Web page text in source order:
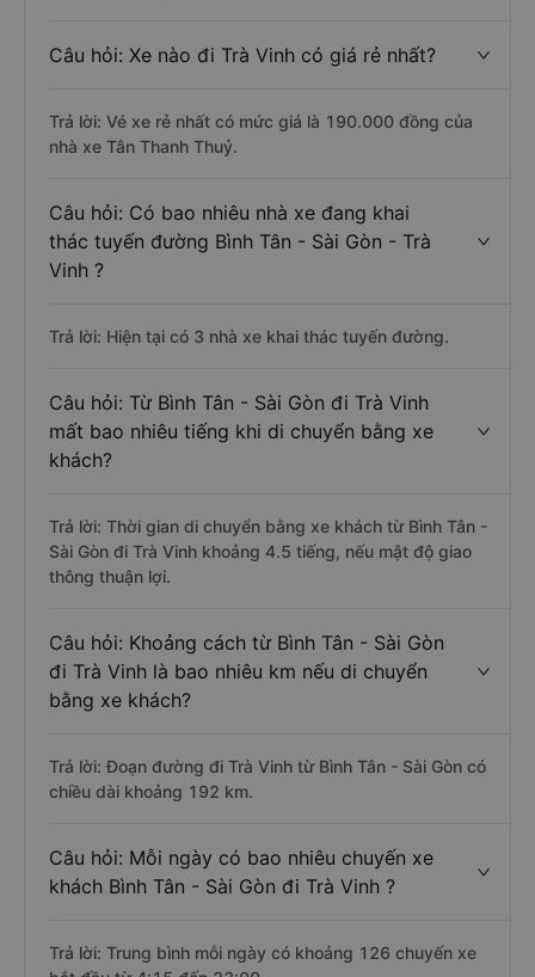
Câu hỏi: Xe nào đi Trà Vinh có giá rẻ nhất?
Trả lời: Vé xe rẻ nhất có mức giá là 190.000 đồng của
nhà xe Tân Thanh Thuỷ.
Câu hỏi: Có bao nhiêu nhà xe đang khai
thác tuyến đường Bình Tân - Sài Gòn - Trà
Vinh ?
Trả lời: Hiện tại có 3 nhà xe khai thác tuyến đường.
Câu hỏi: Từ Bình Tân - Sài Gòn đi Trà Vinh
mất bao nhiêu tiếng khi di chuyển bằng xe
khách?
Trả lời: Thời gian di chuyển bằng xe khách từ Bình Tân -
Sài Gòn đi Trà Vinh khoảng 4.5 tiếng, nếu mật độ giao
thông thuận lợi.
Câu hỏi: Khoảng cách từ Bình Tân - Sài Gòn
đi Trà Vinh là bao nhiêu km nếu di chuyển
bằng xe khách?
Trả lời: Đoạn đường đi Trà Vinh từ Bình Tân - Sài Gòn có
chiều dài khoảng 192 km.
Câu hỏi: Mỗi ngày có bao nhiêu chuyến xe
khách Bình Tân - Sài Gòn đi Trà Vinh ?
Trả lời: Trung bình mỗi ngày có khoảng 126 chuyến xe